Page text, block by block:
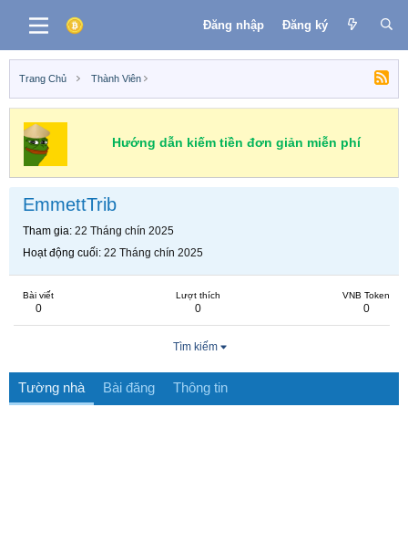
Đăng nhập Đăng ký
Trang Chủ Thành Viên
Hướng dẫn kiếm tiền đơn giản miễn phí
EmmettTrib
Tham gia 22 Tháng chín 2025
Hoạt động cuối 22 Tháng chín 2025
Bài viết
0
Lượt thích
0
VNB Token
0
Tìm kiếm
Tường nhà Bài đăng Thông tin